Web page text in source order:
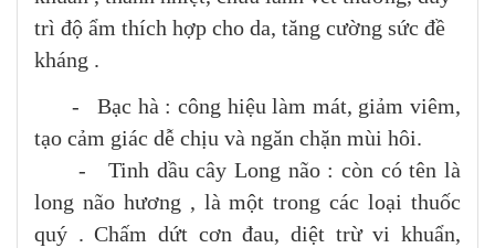
trì độ ẩm thích hợp cho da, tăng cường sức đề
kháng .
- Bạc hà : công hiệu làm mát, giảm viêm,
tạo cảm giác dễ chịu và ngăn chặn mùi hôi.
- Tinh dầu cây Long não : còn có tên là
long não hương , là một trong các loại thuốc
quý . Chấm dứt cơn đau, diệt trừ vi khuẩn,